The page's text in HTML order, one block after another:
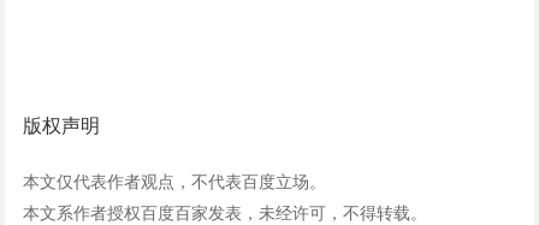
版权声明
本文仅代表作者观点，不代表百度立场。
本文系作者授权百度百家发表，未经许可，不得转载。